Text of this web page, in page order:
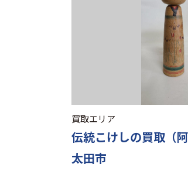
買取エリア
伝統こけしの買取（
太田市